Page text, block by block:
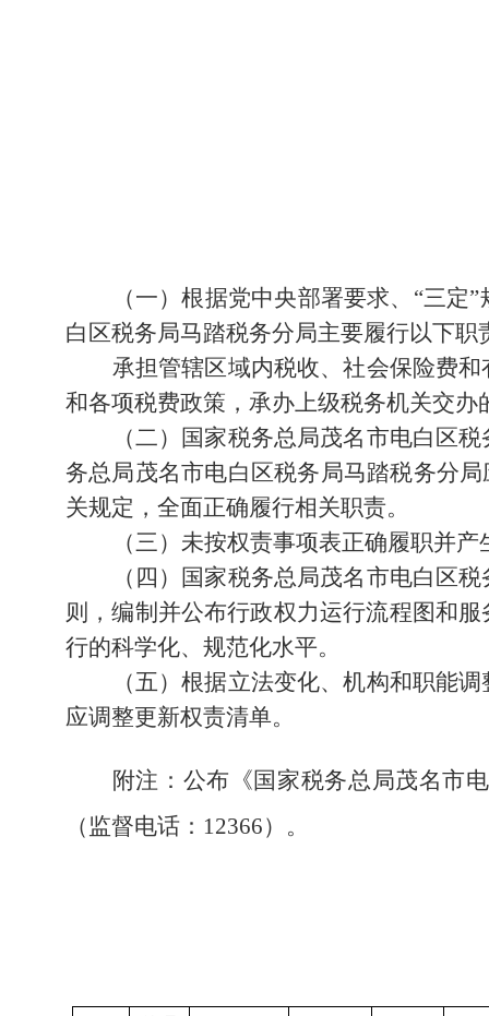
（一）根据党中央部署要求、 “三定
白区税务局马踏税务分局主要履行以下职
承担管辖区域内税收、社会保险费
和各项税费政策 ， 承办上级税务机关交办
（二）国家税务总局茂名市电白区税
务总局茂名市电白区税务局马踏税务分局
关规定，全面正确履行相关职责。
（三）未按权责事项表正确履职并
（四）国家税务总局茂名市电白区税
则，编制并公布行政权力运行流程图和
行的科学化、规范化水平。
（五）根据立法变化、机构和职能
应调整更新权责清单。
附注：公布《国家税务总局茂名市
（监督电话： 12366） 。